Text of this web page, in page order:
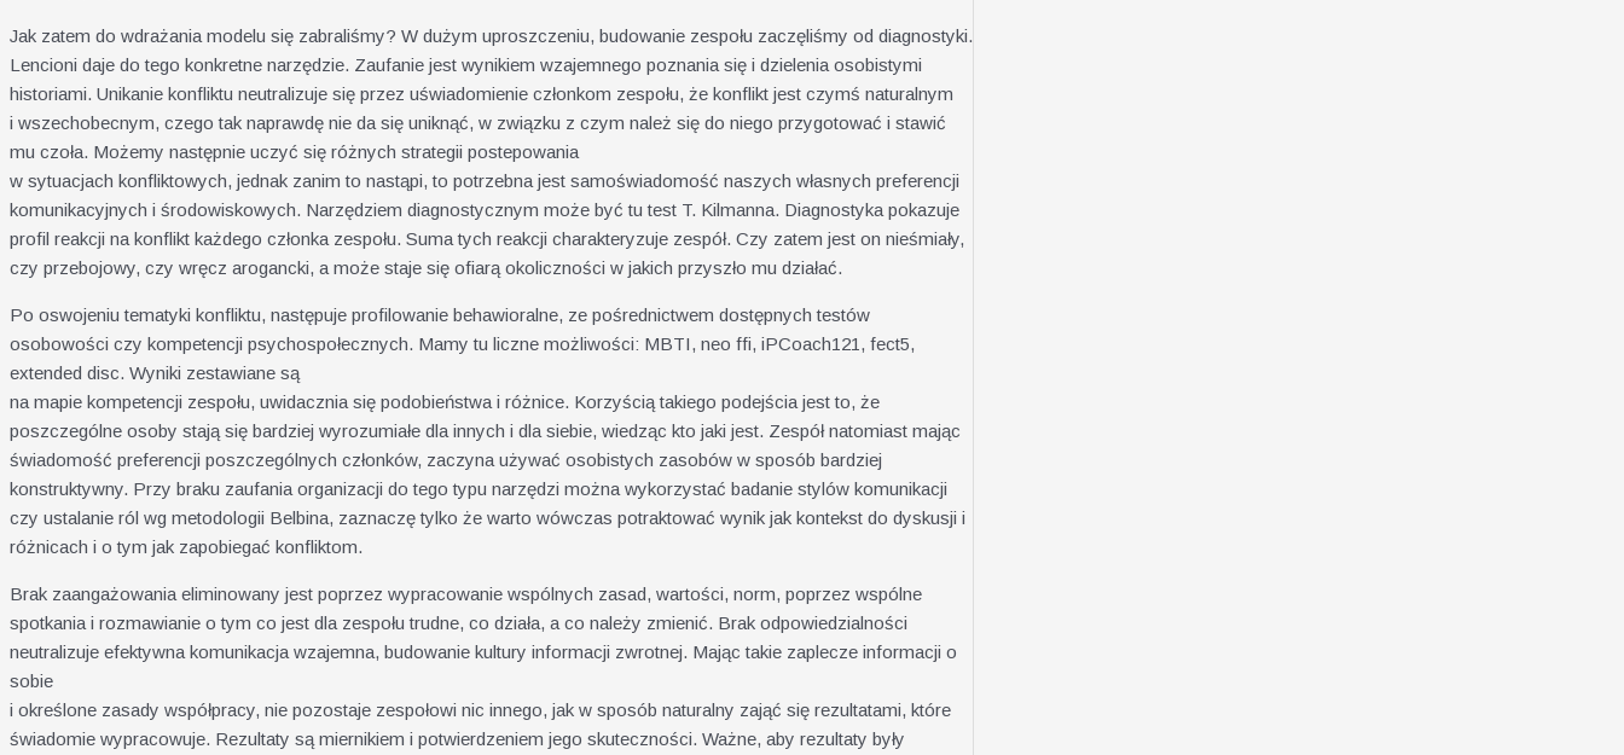
Jak zatem do wdrażania modelu się zabraliśmy? W dużym uproszczeniu, budowanie zespołu zaczęliśmy od diagnostyki.
Lencioni daje do tego konkretne narzędzie. Zaufanie jest wynikiem wzajemnego poznania się i dzielenia osobistymi
historiami. Unikanie konfliktu neutralizuje się przez uświadomienie członkom zespołu, że konflikt jest czymś naturalnym
i wszechobecnym, czego tak naprawdę nie da się uniknąć, w związku z czym należ się do niego przygotować i stawić
mu czoła. Możemy następnie uczyć się różnych strategii postepowania
w sytuacjach konfliktowych, jednak zanim to nastąpi, to potrzebna jest samoświadomość naszych własnych preferencji
komunikacyjnych i środowiskowych. Narzędziem diagnostycznym może być tu test T. Kilmanna. Diagnostyka pokazuje
profil reakcji na konflikt każdego członka zespołu. Suma tych reakcji charakteryzuje zespół. Czy zatem jest on nieśmiały,
czy przebojowy, czy wręcz arogancki, a może staje się ofiarą okoliczności w jakich przyszło mu działać.
Po oswojeniu tematyki konfliktu, następuje profilowanie behawioralne, ze pośrednictwem dostępnych testów
osobowości czy kompetencji psychospołecznych. Mamy tu liczne możliwości: MBTI, neo ffi, iPCoach121, fect5,
extended disc. Wyniki zestawiane są
na mapie kompetencji zespołu, uwidacznia się podobieństwa i różnice. Korzyścią takiego podejścia jest to, że
poszczególne osoby stają się bardziej wyrozumiałe dla innych i dla siebie, wiedząc kto jaki jest. Zespół natomiast mając
świadomość preferencji poszczególnych członków, zaczyna używać osobistych zasobów w sposób bardziej
konstruktywny. Przy braku zaufania organizacji do tego typu narzędzi można wykorzystać badanie stylów komunikacji
czy ustalanie ról wg metodologii Belbina, zaznaczę tylko że warto wówczas potraktować wynik jak kontekst do dyskusji i
różnicach i o tym jak zapobiegać konfliktom.
Brak zaangażowania eliminowany jest poprzez wypracowanie wspólnych zasad, wartości, norm, poprzez wspólne
spotkania i rozmawianie o tym co jest dla zespołu trudne, co działa, a co należy zmienić. Brak odpowiedzialności
neutralizuje efektywna komunikacja wzajemna, budowanie kultury informacji zwrotnej. Mając takie zaplecze informacji o
sobie
i określone zasady współpracy, nie pozostaje zespołowi nic innego, jak w sposób naturalny zająć się rezultatami, które
świadomie wypracowuje. Rezultaty są miernikiem i potwierdzeniem jego skuteczności. Ważne, aby rezultaty były